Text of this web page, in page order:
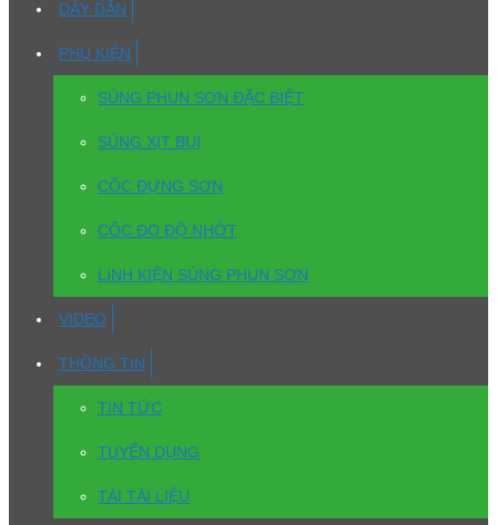
DÂY DẪN
PHỤ KIỆN
SÚNG PHUN SƠN ĐẶC BIỆT
SÚNG XỊT BỤI
CỐC ĐỰNG SƠN
CỐC ĐO ĐỘ NHỚT
LINH KIỆN SÚNG PHUN SƠN
VIDEO
THÔNG TIN
TIN TỨC
TUYỂN DỤNG
TẢI TÀI LIỆU